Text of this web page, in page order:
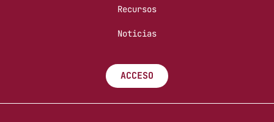
Recursos
Noticias
ACCESO